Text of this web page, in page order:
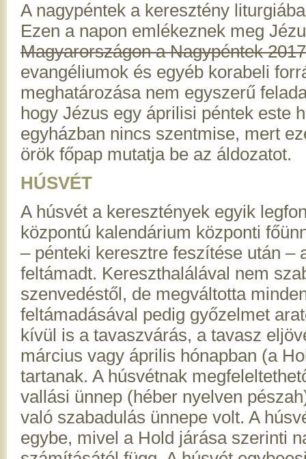
A nagypéntek a keresztény
Ezen a napon emlékeznek meg
Magyarországon a Nagypéntek
evangéliumok és egyéb korabeli
meghatározása nem egyszerű
hogy Jézus egy áprilisi péntek este
egyházban nincs szentmise, mert
örök főpap mutatja be az áldozatot.
HÚSVÉT
A húsvét a keresztények egyik
központú kalendárium központi
– pénteki keresztre feszítése után –
feltámadt. Kereszthalálával nem
szenvedéstől, de megváltotta
feltámadásával pedig győzelmet
kívül is a tavaszvárás, a tavasz
március vagy április hónapban (a
tartanak. A húsvétnak
vallási ünnep (héber nyelven
való szabadulás ünnepe volt. A
egybe, mivel a Hold járása szerinti